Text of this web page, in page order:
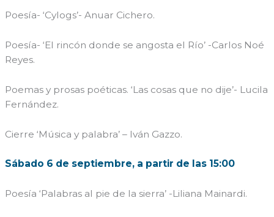
Poesía- ‘Cylogs’- Anuar Cichero.
Poesía- ‘El rincón donde se angosta el Río’ -Carlos Noé
Reyes.
Poemas y prosas poéticas. ‘Las cosas que no dije’- Lucila
Fernández.
Cierre ‘Música y palabra’ – Iván Gazzo.
Sábado 6 de septiembre, a partir de las 15:00
Poesía ‘Palabras al pie de la sierra’ -Liliana Mainardi.